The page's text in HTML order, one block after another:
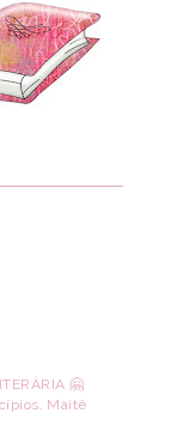
🤗
Maitê